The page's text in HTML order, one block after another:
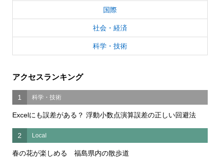
国際
社会・経済
科学・技術
アクセスランキング
1 科学・技術
Excelにも誤差がある？ 浮動小数点演算誤差の正しい回避法
2 Local
春の花が楽しめる 福島県内の散歩道